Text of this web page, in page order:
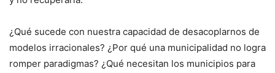
¿Qué sucede con nuestra capacidad de desacoplarnos de
modelos irracionales? ¿Por qué una municipalidad no logra
romper paradigmas? ¿Qué necesitan los municipios para